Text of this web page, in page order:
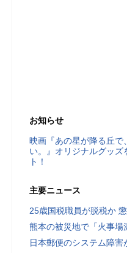
お知らせ
映画『あの星が降る丘で
い。』オリジナルグッズ
ト！
主要ニュース
25歳国税職員が脱税か
熊本の被災地で「火事場
日本郵便のシステム障害